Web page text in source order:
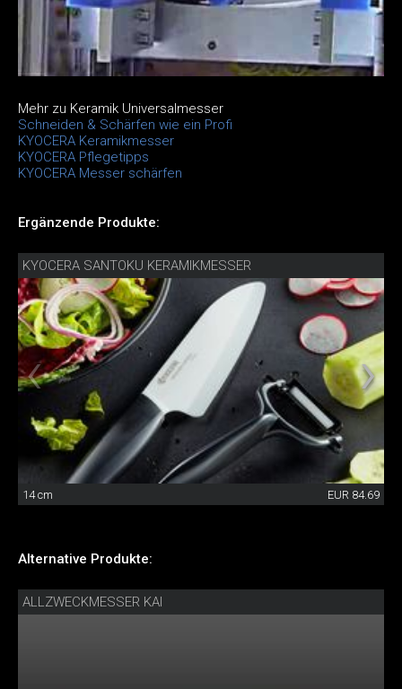
Mehr zu Keramik Universalmesser
Schneiden & Schärfen wie ein Profi
KYOCERA Keramikmesser
KYOCERA Pflegetipps
KYOCERA Messer schärfen
Ergänzende Produkte:
KYOCERA SANTOKU KERAMIKMESSER
14 cm EUR 84.69
Alternative Produkte:
ALLZWECKMESSER KAI